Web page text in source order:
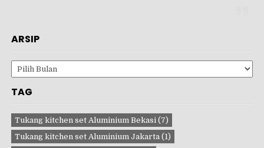
ARSIP
Arsip
TAG
Tukang kitchen set Aluminium Bekasi (7)
Tukang kitchen set Aluminium Jakarta (1)